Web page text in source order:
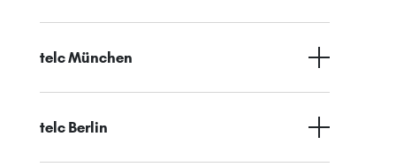
telc München
telc Berlin